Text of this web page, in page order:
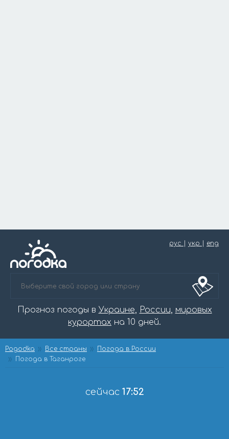
рус укр eng
Прогноз погоды в Украине, России, мировых
курортах на 10 дней.
Pogodka Все страны
Погода в России
Погода в Таганроге
сейчас 17:52